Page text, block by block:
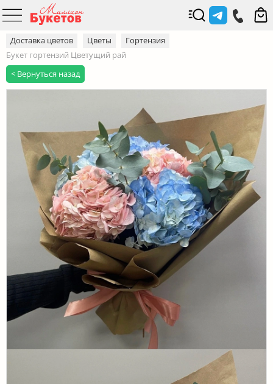
Доставка цветов Цветы
Гортензия
Букет гортензий Цветущий рай
< Вернуться назад